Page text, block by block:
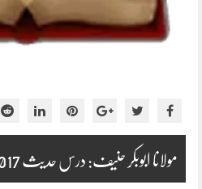
مولانا ابوبکر حنیف: درس حدیث 2017-06-25